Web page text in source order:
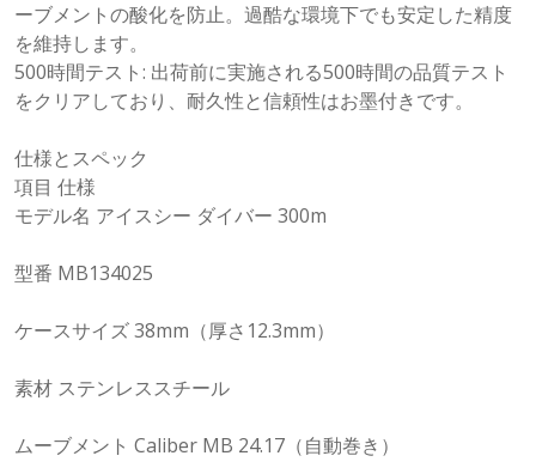
ーブメントの酸化を防止。過酷な環境下でも安定した精度
を維持します。
500時間テスト: 出荷前に実施される500時間の品質テスト
をクリアしており、耐久性と信頼性はお墨付きです。
仕様とスペック
項目 仕様
モデル名 アイスシー ダイバー 300m
型番 MB134025
ケースサイズ 38mm（厚さ12.3mm）
素材 ステンレススチール
ムーブメント Caliber MB 24.17（自動巻き）